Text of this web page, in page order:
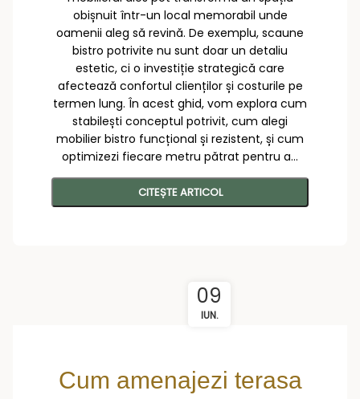
obișnuit într-un local memorabil unde
oamenii aleg să revină. De exemplu, scaune
bistro potrivite nu sunt doar un detaliu
estetic, ci o investiție strategică care
afectează confortul clienților și costurile pe
termen lung. În acest ghid, vom explora cum
stabilești conceptul potrivit, cum alegi
mobilier bistro funcțional și rezistent, și cum
optimizezi fiecare metru pătrat pentru a...
CITEȘTE ARTICOL
09
IUN.
Cum amenajezi terasa